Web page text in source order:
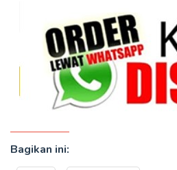
Bagikan ini: